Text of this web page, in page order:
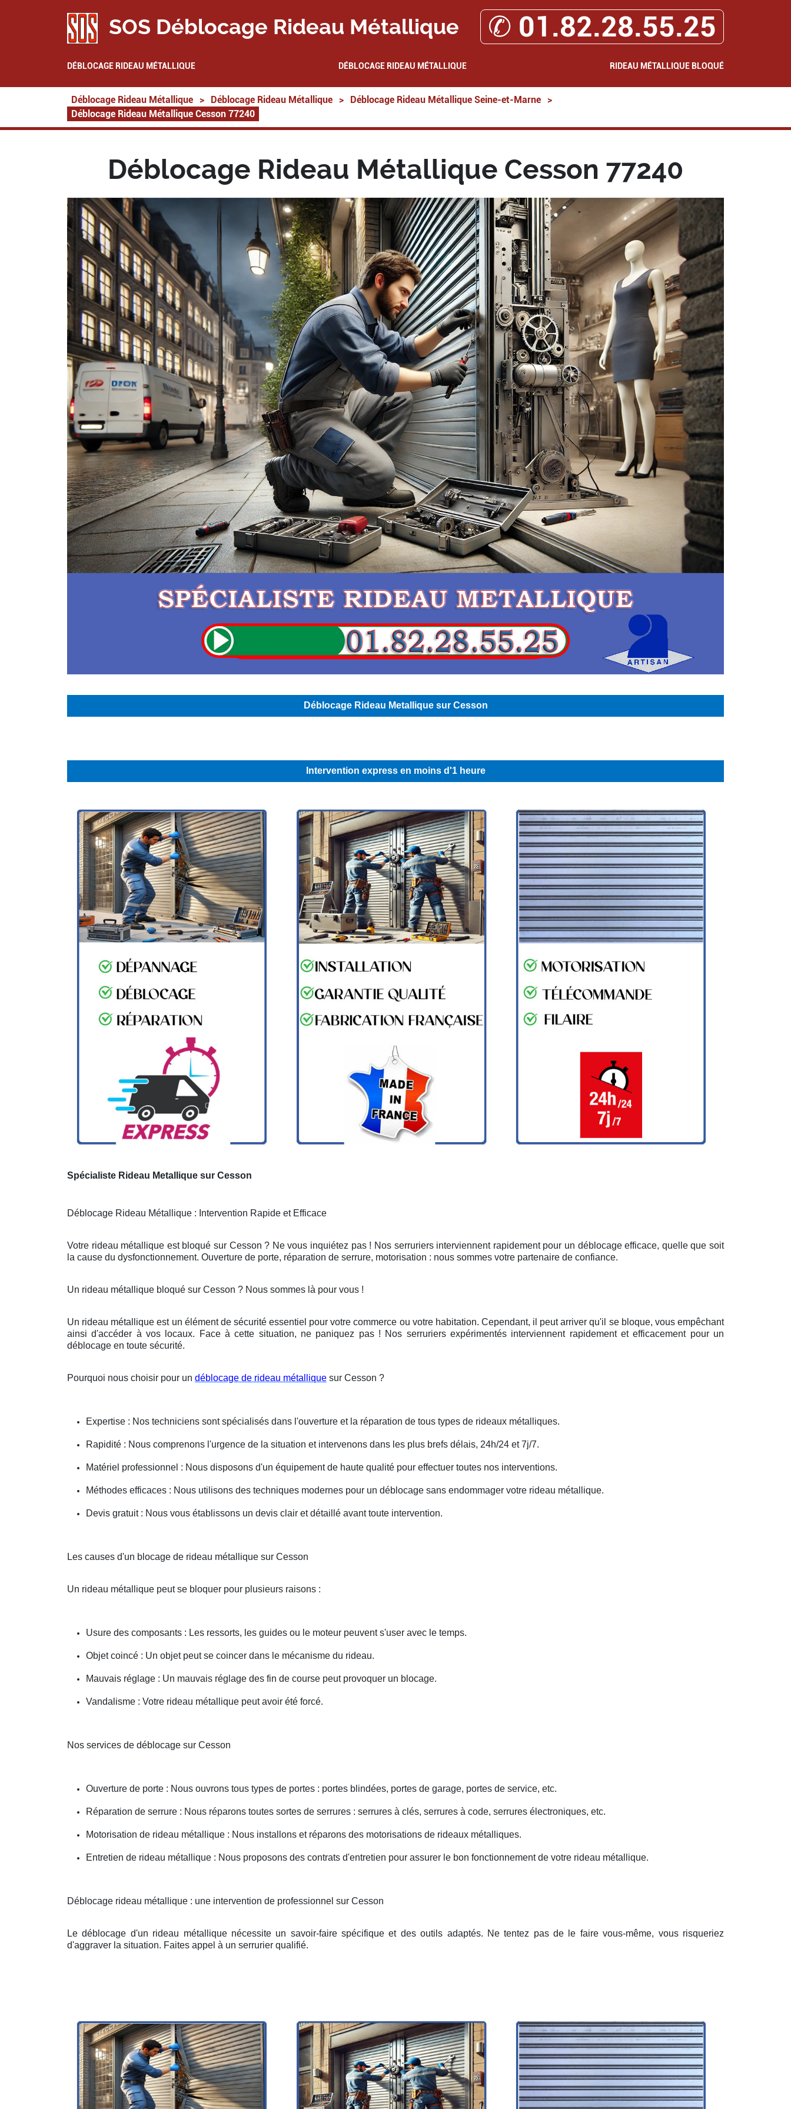
SOS Déblocage Rideau Métallique ✆ 01.82.28.55.25
DÉBLOCAGE RIDEAU MÉTALLIQUE DÉBLOCAGE RIDEAU MÉTALLIQUE RIDEAU MÉTALLIQUE BLOQUÉ
Déblocage Rideau Métallique > Déblocage Rideau Métallique > Déblocage Rideau Métallique Seine-et-Marne
>
Déblocage Rideau Métallique Cesson 77240
Déblocage Rideau Métallique Cesson 77240
Déblocage Rideau Metallique sur Cesson
Intervention express en moins d'1 heure
Spécialiste Rideau Metallique sur Cesson
Déblocage Rideau Métallique : Intervention Rapide et Efficace
Votre rideau métallique est bloqué sur Cesson ? Ne vous inquiétez pas ! Nos serruriers interviennent rapidement pour un déblocage efficace, quelle que soit
la cause du dysfonctionnement. Ouverture de porte, réparation de serrure, motorisation : nous sommes votre partenaire de confiance.
Un rideau métallique bloqué sur Cesson ? Nous sommes là pour vous !
Un rideau métallique est un élément de sécurité essentiel pour votre commerce ou votre habitation. Cependant, il peut arriver qu'il se bloque, vous empêchant
ainsi d'accéder à vos locaux. Face à cette situation, ne paniquez pas ! Nos serruriers expérimentés interviennent rapidement et efficacement pour un
déblocage en toute sécurité.
Pourquoi nous choisir pour un déblocage de rideau métallique sur Cesson ?
Expertise : Nos techniciens sont spécialisés dans l'ouverture et la réparation de tous types de rideaux métalliques.
Rapidité : Nous comprenons l'urgence de la situation et intervenons dans les plus brefs délais, 24h/24 et 7j/7.
Matériel professionnel : Nous disposons d'un équipement de haute qualité pour effectuer toutes nos interventions.
Méthodes efficaces : Nous utilisons des techniques modernes pour un déblocage sans endommager votre rideau métallique.
Devis gratuit : Nous vous établissons un devis clair et détaillé avant toute intervention.
Les causes d'un blocage de rideau métallique sur Cesson
Un rideau métallique peut se bloquer pour plusieurs raisons :
Usure des composants : Les ressorts, les guides ou le moteur peuvent s'user avec le temps.
Objet coincé : Un objet peut se coincer dans le mécanisme du rideau.
Mauvais réglage : Un mauvais réglage des fin de course peut provoquer un blocage.
Vandalisme : Votre rideau métallique peut avoir été forcé.
Nos services de déblocage sur Cesson
Ouverture de porte : Nous ouvrons tous types de portes : portes blindées, portes de garage, portes de service, etc.
Réparation de serrure : Nous réparons toutes sortes de serrures : serrures à clés, serrures à code, serrures électroniques, etc.
Motorisation de rideau métallique : Nous installons et réparons des motorisations de rideaux métalliques.
Entretien de rideau métallique : Nous proposons des contrats d'entretien pour assurer le bon fonctionnement de votre rideau métallique.
Déblocage rideau métallique : une intervention de professionnel sur Cesson
Le déblocage d'un rideau métallique nécessite un savoir-faire spécifique et des outils adaptés. Ne tentez pas de le faire vous-même, vous risqueriez
d'aggraver la situation. Faites appel à un serrurier qualifié.